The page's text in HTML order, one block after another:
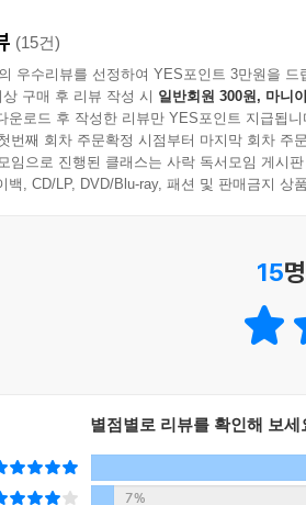
게 문제를 해결할 수 있을 때
어떤 형태로든 소비자가 되어 기업을
신사와 요금제를 선택하며, 콘텐츠 취
의 소비자인 만큼 크고 작은 문제로 ‘고
않아 어쩔 수 없이 전화해야 했다든지
했다든지 해서 시간과 에너지를 쏟았다
의 고객은 얼마만큼의 노력을 들여 문제
다. 고객 노력의 경감은 확실하게 매출
향상시킬 수 있다.
(15건)
우수리뷰를 선정하여 YES포인트 3만원을 드
구매 후 리뷰 작성 시 일반회원 300원, 마니
운로드 후 작성한 리뷰만 YES포인트 지급됩니
번째 회차 주문확정 시점부터 마지막 회차 주
임으로 진행된 클래스는 사락 독서모임 게시
백, CD/LP, DVD/Blu-ray, 패션 및 판매금지 상
15
별점별로 리뷰를 확인해 보세
7%